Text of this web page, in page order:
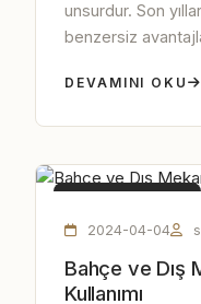
unsurdur. Son
benzersiz
DEVAMINI OKU
2024-04-04
Bahçe ve Dış
Kullanımı